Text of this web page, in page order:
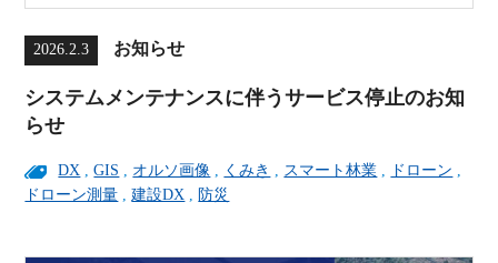
2026.2.3 お知らせ
システムメンテナンスに伴うサービス停止のお知
らせ
DX ,GIS オルソ画像 くみき スマート林業 ドローン
ドローン測量 ,建設DX 防災